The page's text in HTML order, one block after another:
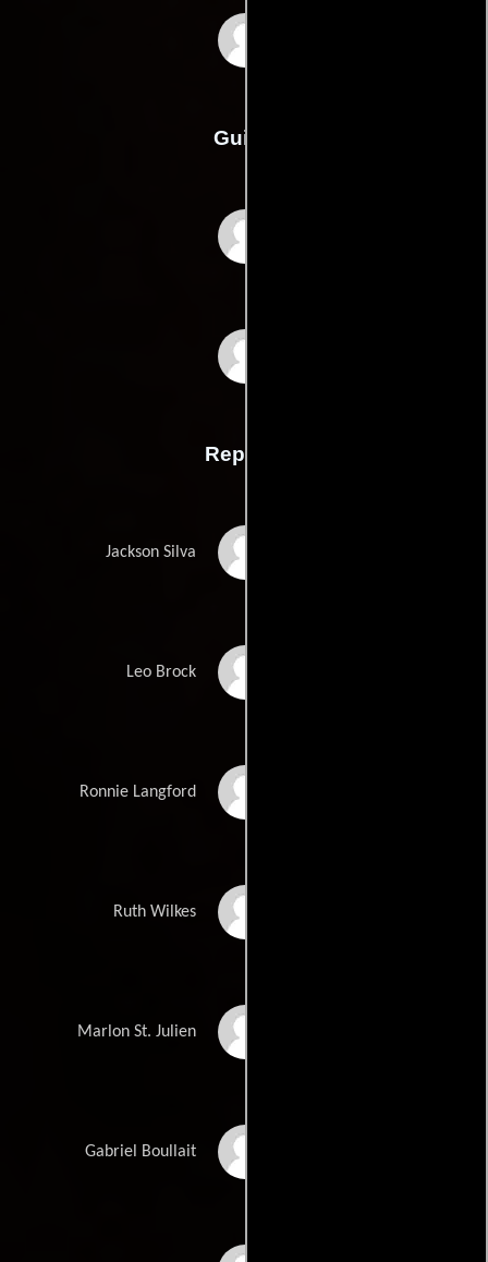
Guión
Reparto
Jackson Silva
Leo Brock
Ronnie Langford
Ruth Wilkes
Marlon St. Julien
Gabriel Boullait